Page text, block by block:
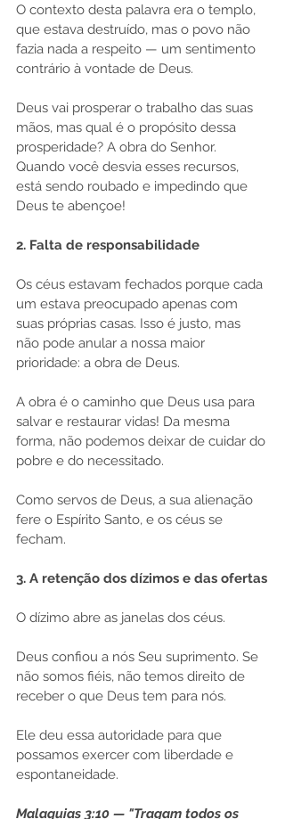
O contexto desta palavra era o templo,
que estava destruído, mas o povo não
fazia nada a respeito — um sentimento
contrário à vontade de Deus.
Deus vai prosperar o trabalho das suas
mãos, mas qual é o propósito dessa
prosperidade? A obra do Senhor.
Quando você desvia esses recursos,
está sendo roubado e impedindo que
Deus te abençoe!
2. Falta de responsabilidade
Os céus estavam fechados porque cada
um estava preocupado apenas com
suas próprias casas. Isso é justo, mas
não pode anular a nossa maior
prioridade: a obra de Deus.
A obra é o caminho que Deus usa para
salvar e restaurar vidas! Da mesma
forma, não podemos deixar de cuidar do
pobre e do necessitado.
Como servos de Deus, a sua alienação
fere o Espírito Santo, e os céus se
fecham.
3. A retenção dos dízimos e das ofertas
O dízimo abre as janelas dos céus.
Deus confiou a nós Seu suprimento. Se
não somos fiéis, não temos direito de
receber o que Deus tem para nós.
Ele deu essa autoridade para que
possamos exercer com liberdade e
espontaneidade.
Malaquias 3:10 — "Tragam todos os